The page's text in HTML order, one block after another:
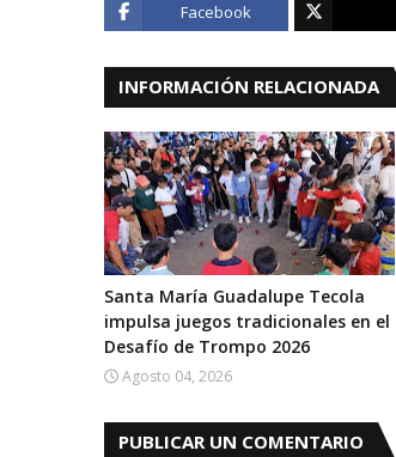
Facebook
INFORMACIÓN RELACIONADA
Santa María Guadalupe Tecola
impulsa juegos tradicionales en el
Desafío de Trompo 2026
Agosto 04, 2026
PUBLICAR UN COMENTARIO